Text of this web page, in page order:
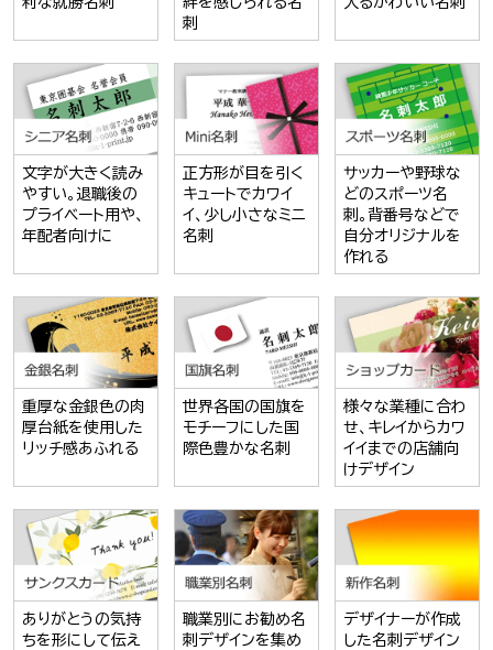
刺
文字が大きく読み
やすい。退職後の
プライベート用や、
年配者向けに
正方形が目を引く
キュートでカワイ
イ、少し小さなミニ
名刺
サッカーや野球な
どのスポーツ名
刺。背番号などで
自分オリジナルを
作れる
重厚な金銀色の肉
厚台紙を使用した
リッチ感あふれる
世界各国の国旗を
モチーフにした国
際色豊かな名刺
様々な業種に合わ
せ、キレイからカワ
イイまでの店舗向
けデザイン
ありがとうの気持
ちを形にして伝え
職業別にお勧め名
刺デザインを集め
デザイナーが作成
した名刺デザイン